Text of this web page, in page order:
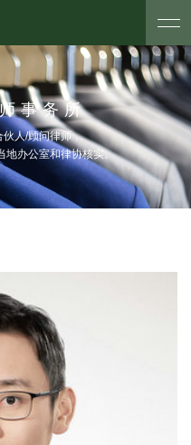
事务所
人/顾问律师，
地办公室和律协核实。